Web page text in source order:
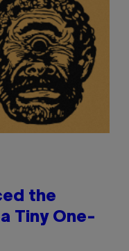
the
Tiny One-